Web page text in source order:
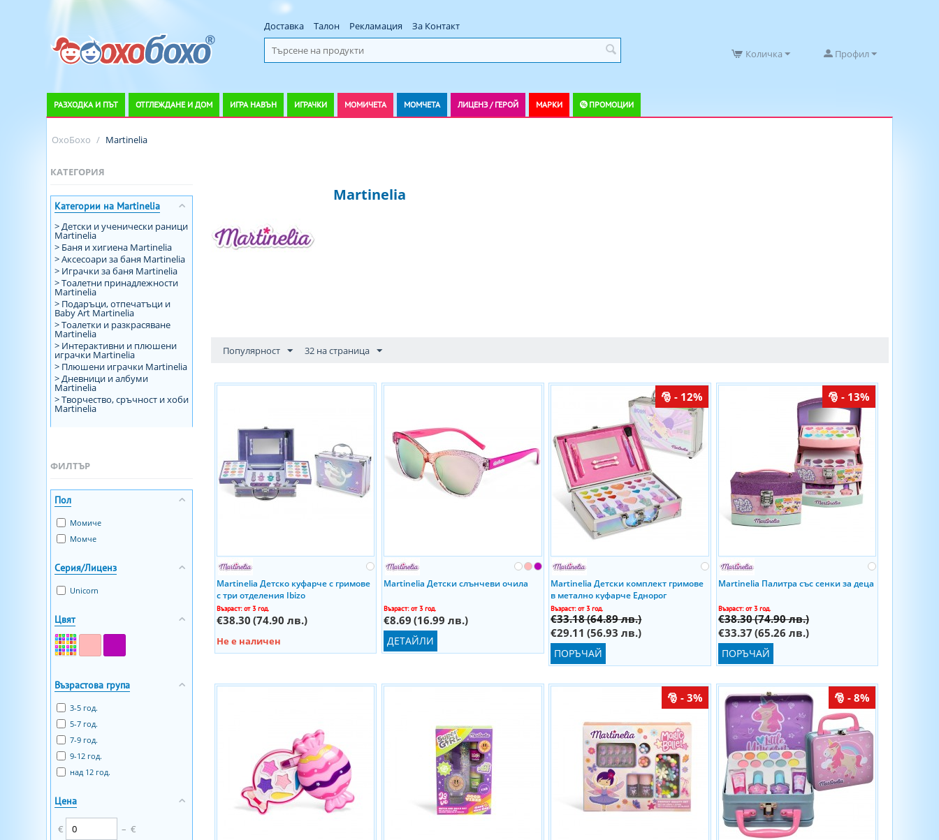
Доставка Талон Рекламация За Контакт
Профил
Количка
РАЗХОДКА И ПЪТ ОТГЛЕЖДАНЕ И ДОМ ИГРА НАВЪН ИГРАЧКИ МОМИЧЕТА МОМЧЕТА ЛИЦЕНЗ / ГЕРОЙ МАРКИ ПРОМОЦИИ
ОхоБохо / Martinelia
КАТЕГОРИЯ
Категории на Martinelia
> Детски и ученически раници
Martinelia
> Баня и хигиена Martinelia
> Аксесоари за баня Martinelia
> Играчки за баня Martinelia
> Тоалетни принадлежности
Martinelia
> Подаръци, отпечатъци и
Baby Art Martinelia
> Тоалетки и разкрасяване
Martinelia
> Интерактивни и плюшени
играчки Martinelia
> Плюшени играчки Martinelia
> Дневници и албуми
Martinelia
> Творчество, сръчност и хоби
Martinelia
ФИЛТЪР
Пол
Момиче
Момче
Серия/Лиценз
Unicorn
Цвят
Възрастова група
3-5 год.
5-7 год.
7-9 год.
9-12 год.
над 12 год.
Цена
€ – €
Martinelia
Популярност 32 на страница
Martinelia Детско куфарче с гримове
с три отделения Ibizo
Възраст: от 3 год.
€38.30 (74.90 лв.)
Не е наличен
Martinelia Детски слънчеви очила
Възраст: от 3 год.
€8.69 (16.99 лв.)
ДЕТАЙЛИ
- 12%
Martinelia Детски комплект гримове
в метално куфарче Еднорог
Възраст: от 3 год.
€33.18(64.89 лв.)
€29.11 (56.93 лв.)
ПОРЪЧАЙ
- 13%
Martinelia Палитра със сенки за деца
Възраст: от 3 год.
€38.30(74.90 лв.)
€33.37 (65.26 лв.)
ПОРЪЧАЙ
- 3% - 8%